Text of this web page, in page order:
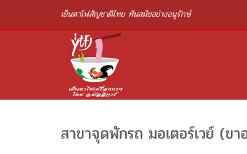
เย็นตาโฟสัญชาติไทย ทันสมัยอย่างอนุรักษ์
สาขาจุดพักรถ มอเตอร์เวย์ (ขา